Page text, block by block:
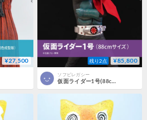
¥27,500 残り2点 ¥85,800
ソフビレガシー
仮面ライダー1号(88cmサイズ)